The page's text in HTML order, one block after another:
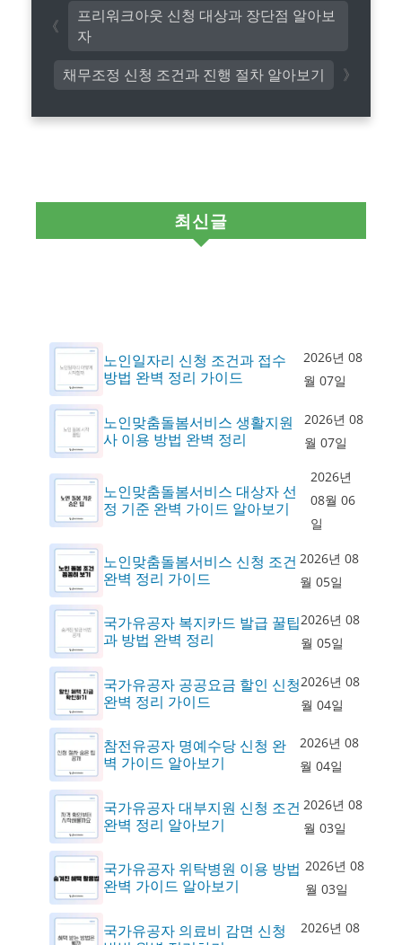
채무조정 신청 조건과 진행 절차 알아보기
프리워크아웃 신청 대상과 장단점 알아보
자
최신글
노인일자리 신청 조건과 접수
방법 완벽 정리 가이드
2026년 08
월 07일
노인맞춤돌봄서비스 생활지원
사 이용 방법 완벽 정리
2026년 08
월 07일
노인맞춤돌봄서비스 대상자 선
정 기준 완벽 가이드 알아보기
2026년
08월 06
일
노인맞춤돌봄서비스 신청 조건
완벽 정리 가이드
2026년 08
월 05일
국가유공자 복지카드 발급 꿀팁
과 방법 완벽 정리
2026년 08
월 05일
국가유공자 공공요금 할인 신청
완벽 정리 가이드
2026년 08
월 04일
참전유공자 명예수당 신청 완
벽 가이드 알아보기
2026년 08
월 04일
국가유공자 대부지원 신청 조건
완벽 정리 알아보기
2026년 08
월 03일
국가유공자 위탁병원 이용 방법
완벽 가이드 알아보기
2026년 08
월 03일
국가유공자 의료비 감면 신청
2026년 08